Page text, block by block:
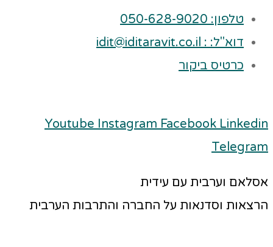
טלפון: 050-628-9020
דוא"ל: : idit@iditaravit.co.il
כרטיס ביקור
Youtube Instagram Facebook Linkedin
Telegram
אסלאם וערבית עם עידית
הרצאות וסדנאות על החברה והתרבות הערבית